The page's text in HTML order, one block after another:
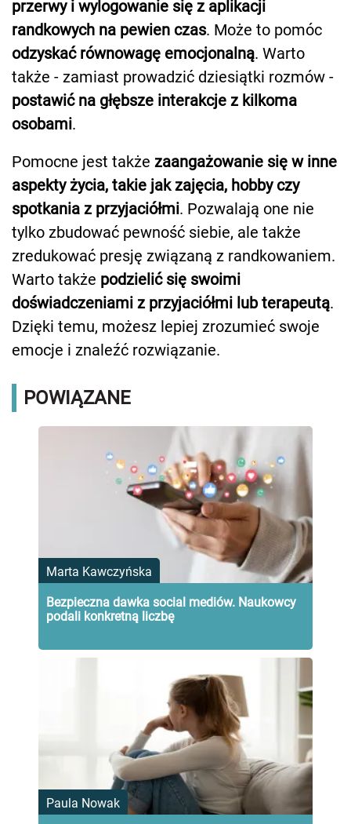
przerwy i wylogowanie się z aplikacji
randkowych na pewien czas. Może to pomóc
odzyskać równowagę emocjonalną. Warto
także - zamiast prowadzić dziesiątki rozmów -
postawić na głębsze interakcje z kilkoma
osobami.
Pomocne jest także zaangażowanie się w inne
aspekty życia, takie jak zajęcia, hobby czy
spotkania z przyjaciółmi. Pozwalają one nie
tylko zbudować pewność siebie, ale także
zredukować presję związaną z randkowaniem.
Warto także podzielić się swoimi
doświadczeniami z przyjaciółmi lub terapeutą.
Dzięki temu, możesz lepiej zrozumieć swoje
emocje i znaleźć rozwiązanie.
POWIĄZANE
Marta Kawczyńska
Bezpieczna dawka social mediów. Naukowcy
podali konkretną liczbę
Paula Nowak